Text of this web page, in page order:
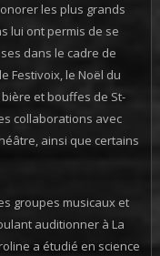
les plus grands
lui ont permis de se
dans le cadre de
Festivoix, le Noël du
et bouffes de St-
collaborations avec
ainsi que certains
groupes musicaux et
auditionner à La
a étudié en science